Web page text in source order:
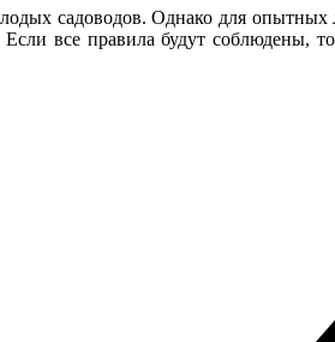
садоводов. Однако для
все правила будут соблюдены,